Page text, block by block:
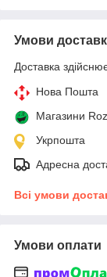
Умови
Доставка
Нова Пошта
Магазини
Укрпошта
Адресна
Всі умови
Умови оплати